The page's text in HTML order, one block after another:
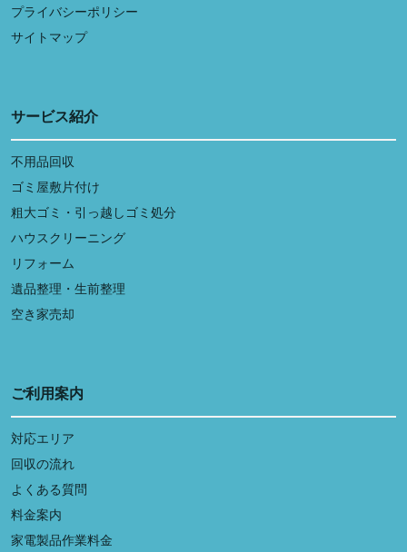
プライバシーポリシー
サイトマップ
サービス紹介
不用品回収
ゴミ屋敷片付け
粗大ゴミ・引っ越しゴミ処分
ハウスクリーニング
リフォーム
遺品整理・生前整理
空き家売却
ご利用案内
対応エリア
回収の流れ
よくある質問
料金案内
家電製品作業料金